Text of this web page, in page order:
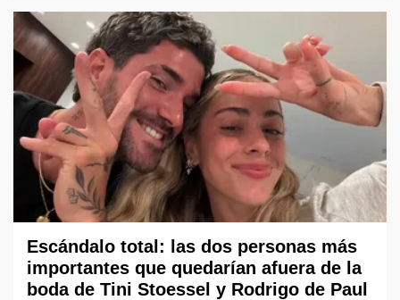
Escándalo total: las dos personas más
importantes que quedarían afuera de la
boda de Tini Stoessel y Rodrigo de Paul